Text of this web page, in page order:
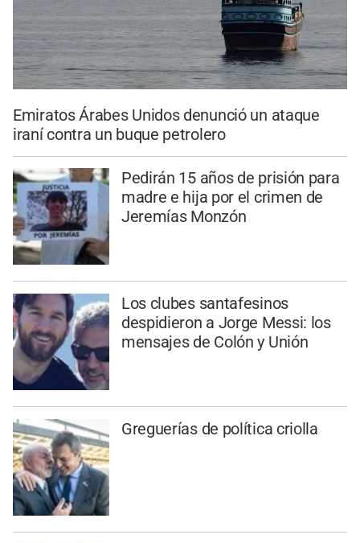
Emiratos Árabes Unidos denunció un ataque
iraní contra un buque petrolero
Pedirán 15 años de prisión para
madre e hija por el crimen de
Jeremías Monzón
Los clubes santafesinos
despidieron a Jorge Messi: los
mensajes de Colón y Unión
Greguerías de política criolla